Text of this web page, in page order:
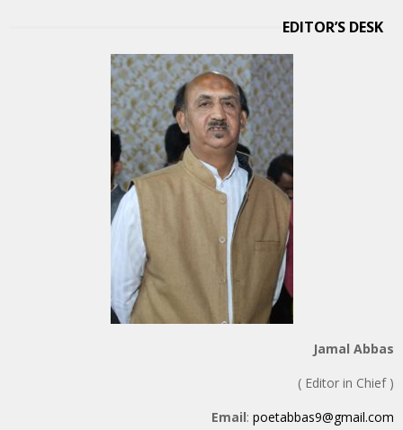
EDITOR’S DESK
Jamal Abbas
( Editor in Chief )
Email: poetabbas9@gmail.com